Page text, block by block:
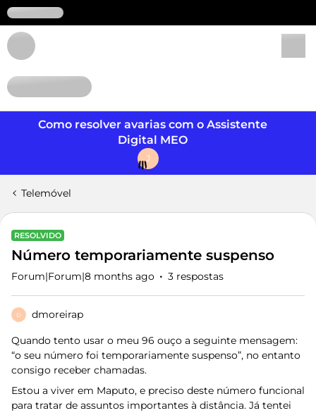
Como resolver avarias com o Assistente
Digital MEO
J
Telemóvel
RESOLVIDO
Número temporariamente suspenso
Forum|Forum|8 months ago 3 respostas
D dmoreirap
Quando tento usar o meu 96 ouço a seguinte mensagem:
“o seu número foi temporariamente suspenso”, no entanto
consigo receber chamadas.
Estou a viver em Maputo, e preciso deste número funcional
para tratar de assuntos importantes à distância. Já tentei